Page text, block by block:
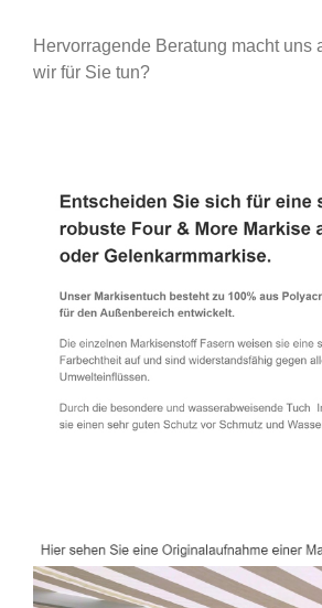
Hervorragende Beratung macht uns
wir für Sie tun?